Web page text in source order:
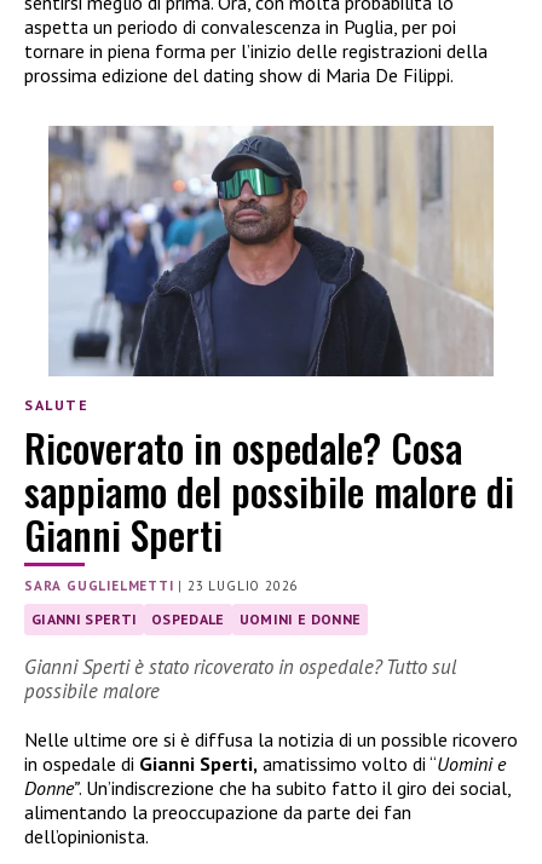
aspetta un periodo di convalescenza in Puglia, per poi
tornare in piena forma per l’inizio delle registrazioni della
prossima edizione del dating show di Maria De Filippi.
SALUTE
Ricoverato in ospedale? Cosa
sappiamo del possibile malore di
Gianni Sperti
SARA GUGLIELMETTI | 23 LUGLIO 2026
GIANNI SPERTI OSPEDALE UOMINI E DONNE
Gianni Sperti è stato ricoverato in ospedale? Tutto sul
possibile malore
Nelle ultime ore si è diffusa la notizia di un possible ricovero
in ospedale di Gianni Sperti, amatissimo volto di “Uomini e
Donne”. Un’indiscrezione che ha subito fatto il giro dei social,
alimentando la preoccupazione da parte dei fan
dell’opinionista.